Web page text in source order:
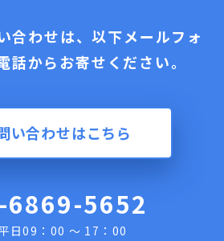
合わせは、以下メールフォ
話からお寄せください。
い合わせはこちら
6869-5652
日09：00 ～ 17：00